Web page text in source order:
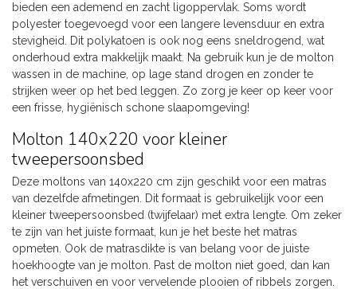
bieden een ademend en zacht ligoppervlak. Soms wordt
polyester toegevoegd voor een langere levensduur en extra
stevigheid. Dit polykatoen is ook nog eens sneldrogend, wat
onderhoud extra makkelijk maakt. Na gebruik kun je de molton
wassen in de machine, op lage stand drogen en zonder te
strijken weer op het bed leggen. Zo zorg je keer op keer voor
een frisse, hygiënisch schone slaapomgeving!
Molton 140x220 voor kleiner
tweepersoonsbed
Deze moltons van 140x220 cm zijn geschikt voor een matras
van dezelfde afmetingen. Dit formaat is gebruikelijk voor een
kleiner tweepersoonsbed (twijfelaar) met extra lengte. Om zeker
te zijn van het juiste formaat, kun je het beste het matras
opmeten. Ook de matrasdikte is van belang voor de juiste
hoekhoogte van je molton. Past de molton niet goed, dan kan
het verschuiven en voor vervelende plooien of ribbels zorgen.